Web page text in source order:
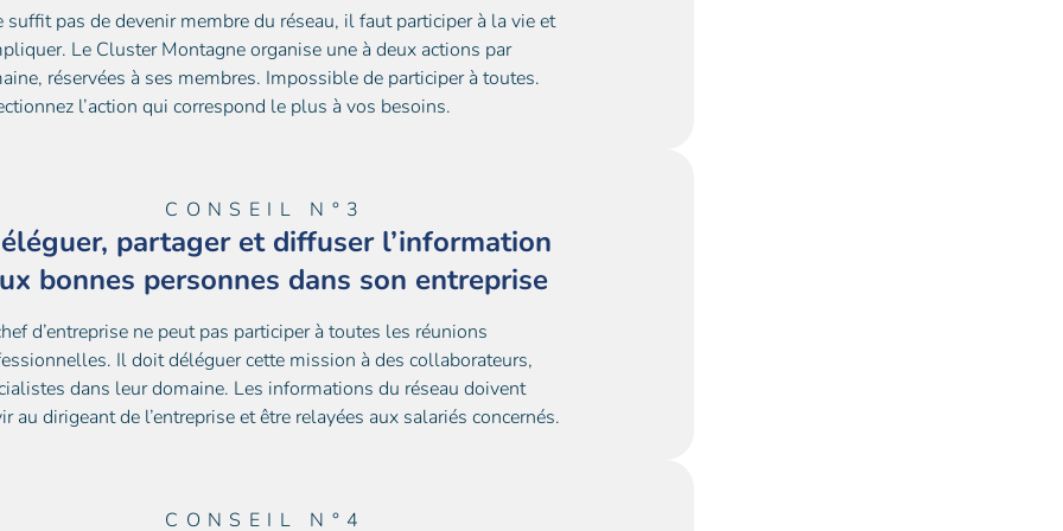
suffit pas de devenir membre du réseau, il faut participer à la vie et
Le Cluster Montagne organise une à deux actions par
réservées à ses membres. Impossible de participer à toutes.
l’action qui correspond le plus à vos besoins.
CONSEIL N°3
partager et diffuser l’information
bonnes personnes dans son entreprise
d’entreprise ne peut pas participer à toutes les réunions
Il doit déléguer cette mission à des collaborateurs,
dans leur domaine. Les informations du réseau doivent
au dirigeant de l’entreprise et être relayées aux salariés concernés.
CONSEIL N°4